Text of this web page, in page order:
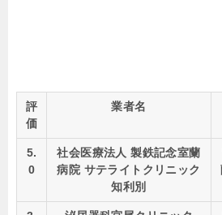
評
価
業者名
5.
0
社会医療法人 製鉄記念室蘭
病院 サテライトクリニック
知利別